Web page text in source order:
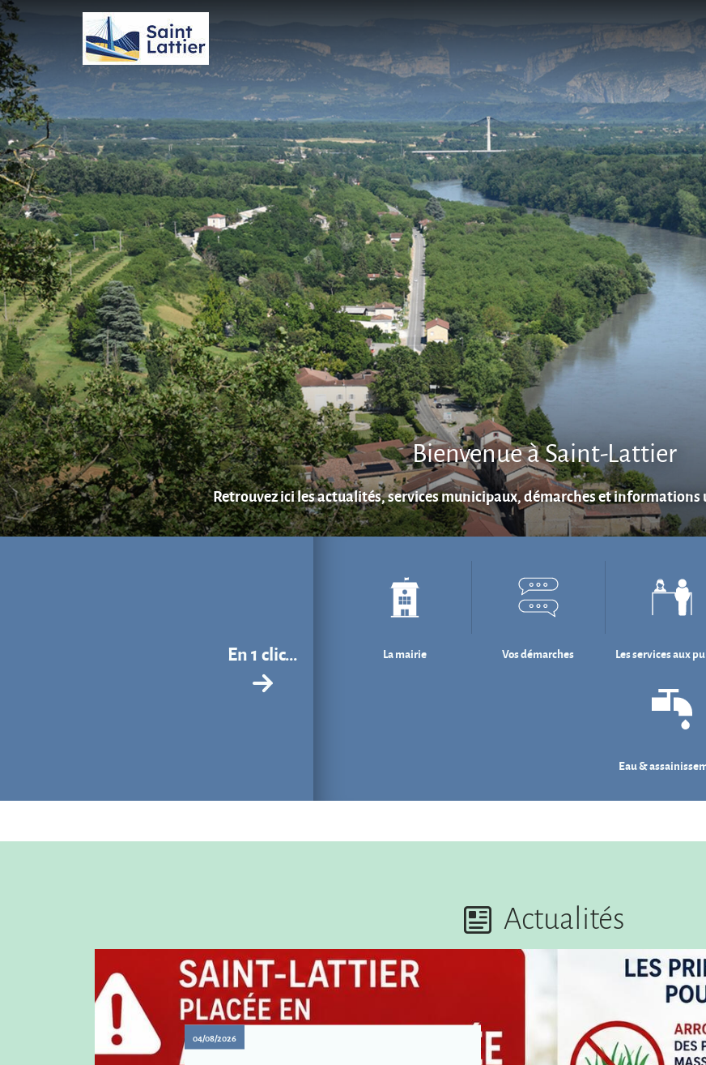
Bienvenue à Saint-Lattier
Retrouvez ici les actualités, services municipaux, démarches et informations
En 1 clic... La mairie Vos démarches Les services aux
Eau &
Actualités
04/08/2026
Panneau de gestion des cookies